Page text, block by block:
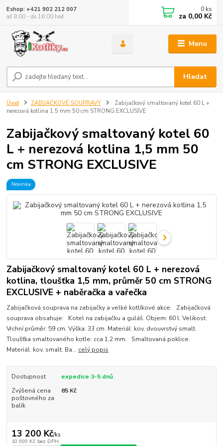
Menu
Hledat
Eshop: +421 902 212 007
od 8:00 - do 16:00 hod
0 ks
za 0,00 Kč
Úvod ZABIJAČKOVÉ SOUPRAVY
Zabijačkový smaltovaný kotel 60 L +
nerezová kotlina 1,5 mm 50 cm STRONG EXCLUSIVE
Zabijačkový smaltovaný kotel 60
L + nerezová kotlina 1,5 mm 50
cm STRONG EXCLUSIVE
Novinka
Zabijačkový smaltovaný kotel 60 L + nerezová
kotlina, tloušťka 1,5 mm, průměr 50 cm STRONG
EXCLUSIVE + naběračka a vařečka
Zabijačková souprava na zabijačky a velké kotlíkové akce. Zabijačková
souprava obsahuje: Kotel na zabijačku a guláš. Objem: 60 l. Velikost:
Vrchní průměr: 59 cm. Výška: 33 cm. Materiál: kov, dvouvrstvý smalt.
Tloušťka smaltovaného kotle: cca 1,2 mm. Smaltovaná poklice.
Materiál: kov, smalt. Ba... celý popis
Dostupnost
expedice 3-5 dnů
Zvýšená cena
poštovného za
balík
85 Kč
13 200 Kč/ks
10 909 Kč bez DPH